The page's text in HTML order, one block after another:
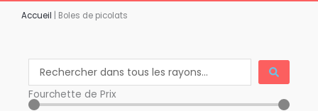
Accueil Boles de picolats
Search
...
Fourchette de Prix